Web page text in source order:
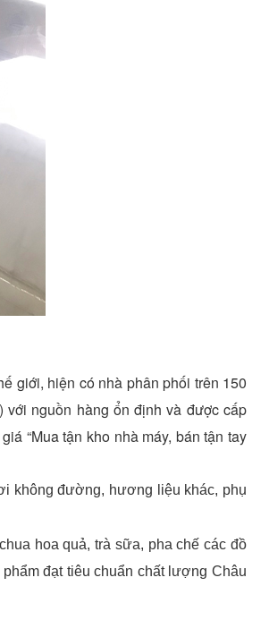
giới, hiện có nhà phân phối trên 150
với nguồn hàng ổn định và được cấp
“Mua tận kho nhà máy, bán tận tay
không đường, hương liệu khác, phụ
hoa quả, trà sữa, pha chế các đồ
đạt tiêu chuẩn chất lượng Châu